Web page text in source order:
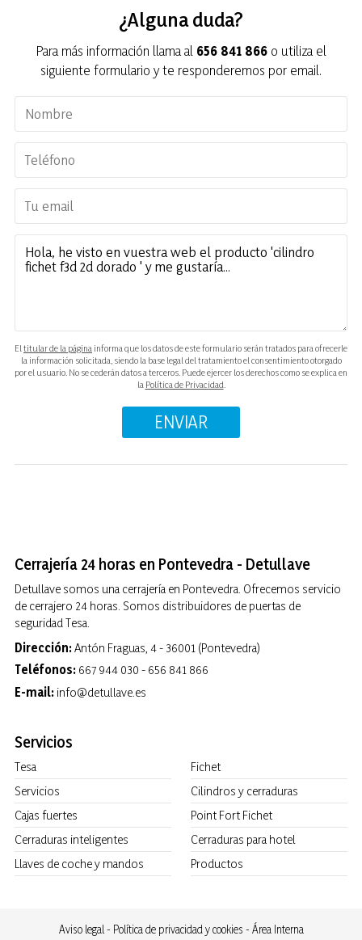
¿Alguna duda?
Para más información llama al 656 841 866o utiliza el
siguiente formulario y te responderemos por email.
El titular de la página informa que los datos de este formulario serán tratados para ofrecerle
la información solicitada, siendo la base legal del tratamiento el consentimiento otorgado
por el usuario. No se cederán datos a terceros. Puede ejercer los derechos como se explica en
la Política de Privacidad
Cerrajería 24 horas en Pontevedra - Detullave
Detullave somos una cerrajería en Pontevedra. Ofrecemos servicio
de cerrajero 24 horas. Somos distribuidores de puertas de
seguridad Tesa.
Dirección:Antón Fraguas, 4 - 36001 (Pontevedra)
Teléfonos: 667 944 030 - 656 841 866
E-mail: info@detullave.es
Servicios
Tesa
Fichet
Servicios
Cilindros y cerraduras
Cajas fuertes
Point Fort Fichet
Cerraduras inteligentes
Cerraduras para hotel
Llaves de coche y mandos
Productos
Aviso legal - Política de privacidad y cookies - Área Interna